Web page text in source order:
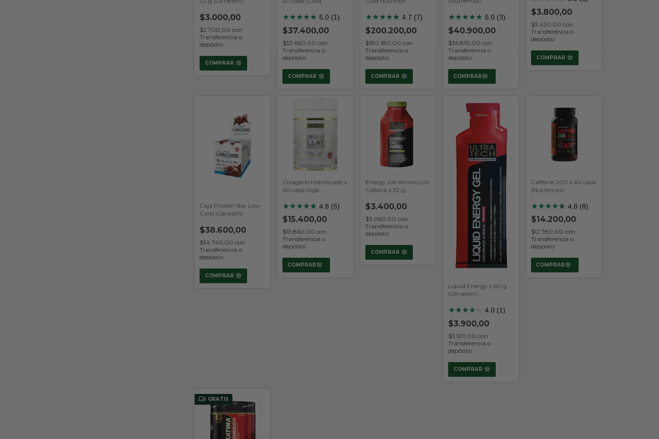
$3.000,00
$2.700,00 con
Transferencia o
depósito
COMPRAR
★★★★★ 5.0 (1)
$37.400,00
$33.660,00 con
Transferencia o
depósito
COMPRAR
★★★★★
★ 4.7 (7)
$200.200,00
$180.180,00 con
Transferencia o
depósito
COMPRAR
★★★★★ 5.0 (3)
$40.900,00
$36.810,00 con
Transferencia o
depósito
$3.800,00
$3.420,00 con
Transferencia o
depósito
COMPRAR
Caja Protein Bar Low
Carb (Gentech)
$38.600,00
$34.740,00 con
Transferencia o
depósito
COMPRAR
Colageno Hidrolizado x
60 caps (Age
★★★★★
★ 4.8 (5)
$15.400,00
$13.860,00 con
Transferencia o
depósito
Energy Gel Amino con
Cafeína x 32 g
$3.400,00
$3.060,00 con
Transferencia o
depósito
COMPRAR
Liquid Energy x 60 g
(Ultratech)
★★★★ 4.0 (1)
$3.900,00
$3.510,00 con
Transferencia o
depósito
COMPRAR
Caffeine 200 x 60 caps
(Nutremax)
★★★★★
★ 4.8 (8)
$14.200,00
$12.780,00 con
Transferencia o
depósito
GRATIS